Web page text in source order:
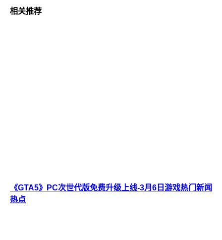
相关推荐
《GTA5》PC次世代版免费升级上线-3月6日游戏热门新闻
热点